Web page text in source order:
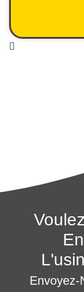
Envoyez-